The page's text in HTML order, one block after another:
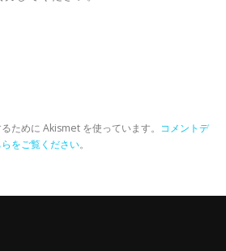
ために Akismet を使っています。 コメントデ
をご覧ください。